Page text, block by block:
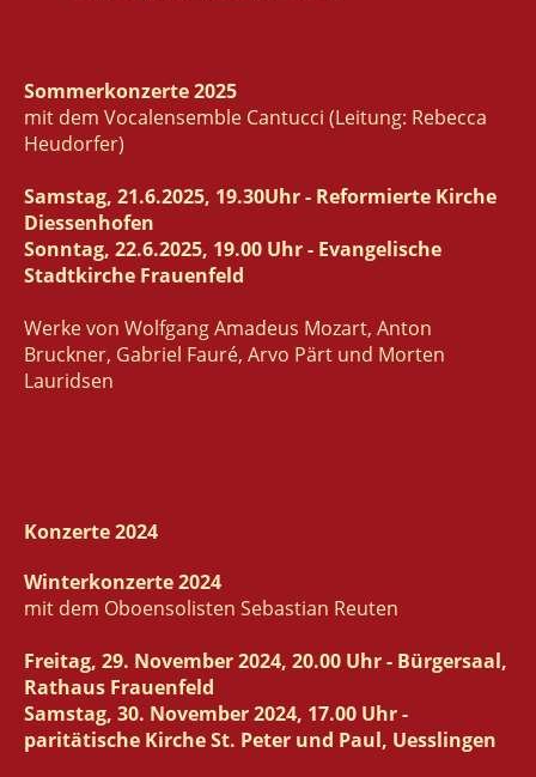
Sommerkonzerte 2025
mit dem Vocalensemble Cantucci (Leitung: Rebecca
Heudorfer)
Samstag, 21.6.2025, 19.30Uhr - Reformierte Kirche
Diessenhofen
Sonntag, 22.6.2025, 19.00 Uhr - Evangelische
Stadtkirche Frauenfeld
Werke von Wolfgang Amadeus Mozart, Anton
Bruckner, Gabriel Fauré, Arvo Pärt und Morten
Lauridsen
Konzerte 2024
Winterkonzerte 2024
mit dem Oboensolisten Sebastian Reuten
Freitag, 29. November 2024, 20.00 Uhr - Bürgersaal,
Rathaus Frauenfeld
Samstag, 30. November 2024, 17.00 Uhr -
paritätische Kirche St. Peter und Paul, Uesslingen